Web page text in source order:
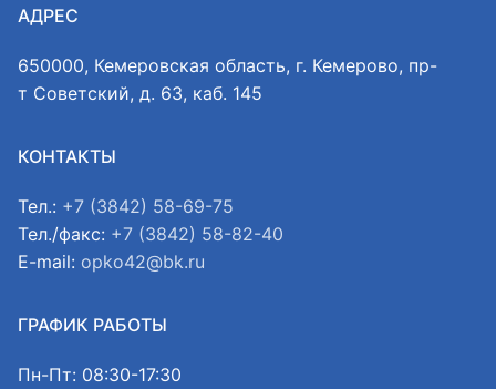
АДРЕС
650000, Кемеровская область, г. Кемерово, пр-
т Советский, д. 63, каб. 145
КОНТАКТЫ
Тел.: +7 (3842) 58-69-75
Тел./факс: +7 (3842) 58-82-40
E-mail: opko42@bk.ru
ГРАФИК РАБОТЫ
Пн-Пт: 08:30-17:30